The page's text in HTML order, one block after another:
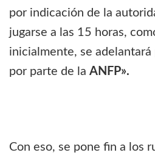
por indicación de la
jugarse a las 15 horas,
inicialmente, se
por parte de la ANFP».
Con eso, se pone fin a los